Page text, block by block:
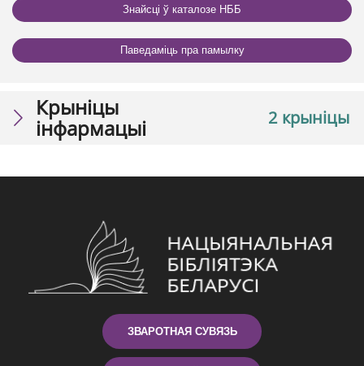
Знайсці ў каталозе НББ
Паведаміць пра памылку
2 крыніцы
Крыніцы
інфармацыі
ЗВАРОТНАЯ СУВЯЗЬ